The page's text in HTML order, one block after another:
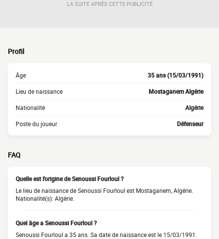
LA SUITE APRÈS CETTE PUBLICITÉ
Profil
Âge 35 ans (15/03/1991)
Lieu de naissance Mostaganem Algérie
Nationalité Algérie
Poste du joueur Défenseur
FAQ
Quelle est l'origine de Senoussi Fourloul ?
Le lieu de naissance de Senoussi Fourloul est Mostaganem, Algérie.
Nationalité(s): Algérie.
Quel âge a Senoussi Fourloul ?
Senoussi Fourloul a 35 ans. Sa date de naissance est le 15/03/1991.